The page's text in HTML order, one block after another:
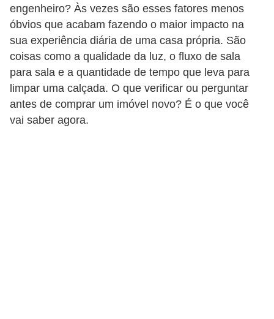
engenheiro? Às vezes são esses fatores menos
óbvios que acabam fazendo o maior impacto na
sua experiência diária de uma casa própria. São
coisas como a qualidade da luz, o fluxo de sala
para sala e a quantidade de tempo que leva para
limpar uma calçada. O que verificar ou perguntar
antes de comprar um imóvel novo? É o que você
vai saber agora.
C
o
p
r
a
r